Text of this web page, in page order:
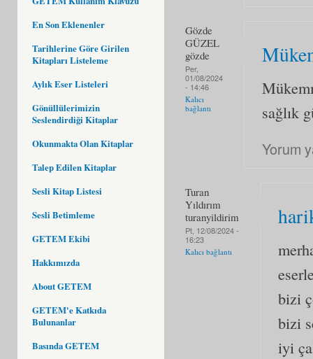
En Son Eklenenler
Tarihlerine Göre Girilen
Kitapları Listeleme
Aylık Eser Listeleri
Gönüllülerimizin
Seslendirdiği Kitaplar
Okunmakta Olan Kitaplar
Talep Edilen Kitaplar
Sesli Kitap Listesi
Sesli Betimleme
GETEM Ekibi
Hakkımızda
About GETEM
GETEM'e Katkıda
Bulunanlar
Basında GETEM
Gözde
GÜZEL
gözde
Per,
01/08/2024
- 14:46
Kalıcı
bağlantı
sağlık
Yorum
Turan
Yıldırım
turanyildirim
Pt, 12/08/2024 -
16:23
Kalıcı bağlantı
bizi
bizi
iyi